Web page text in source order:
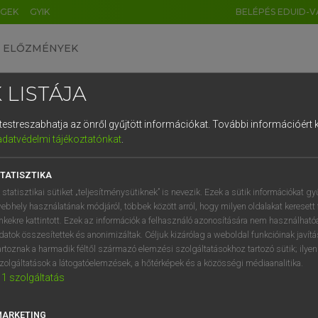
GYIK BELÉPÉS EDUID-
ELŐZMÉNYEK
szótár
VAN ELŐFIZETÉSED?
megtekintéséhez.
LISTÁJA
az önről gyűjtött információkat. További információért
tájékoztatónkat.
statisztikai sütiket „teljesítménysütiknek” is nevezik. Ezek a sütik információkat
használatának módjáról, többek között arról, hogy milyen oldalakat keresett
kattintott. Ezek az információk a felhasználó azonosítására nem
összesítettek és anonimizáltak. Céljuk kizárólag a weboldal funkcióinak
a harmadik féltől származó elemzési szolgáltatásokhoz tartozó sütik;
a látogatóelemzések, a hőtérképek és a közösségi médiaanalitika.
1 szolgáltatás
DE CN FR ES IT NL
1 2 3 4 5 6 7 8 9
q w e r t z u i
a s d f g h j k l é
í y x c v b n m , .